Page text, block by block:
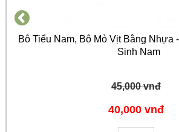
Bô Tiểu Nam, Bô Mỏ Vịt Bằng Nhựa
Sinh Nam
45,000 vnđ
40,000 vnđ